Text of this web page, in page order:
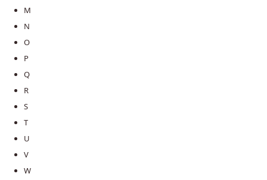
M
N
O
P
Q
R
S
T
U
V
W